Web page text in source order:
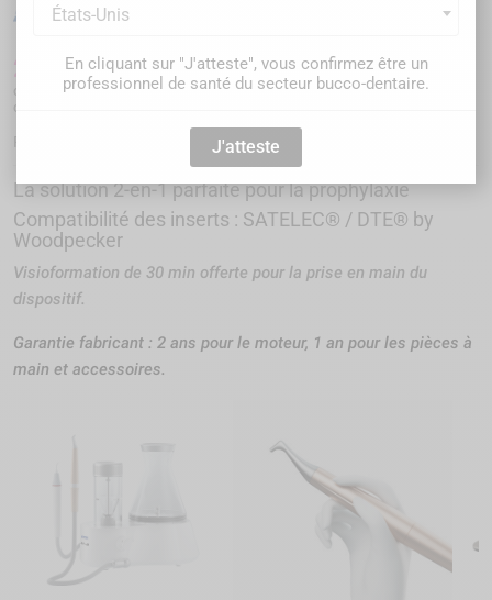
2 090,00 € TTC
ou payez696,67 €/moisen 3x sans frais
ou faites une
Référence :
La solution 2-en-1 parfaite pour la prophylaxie
Compatibilité des inserts : SATELEC® / DTE® by
Woodpecker
Visioformation de 30 min offerte pour la prise en main du
dispositif.
Garantie fabricant : 2 ans pour le moteur, 1 an pour les pièces à
main et accessoires.
États-Unis
En cliquant sur "J'atteste", vous confirmez être un
professionnel de santé du secteur bucco-dentaire.
J'atteste